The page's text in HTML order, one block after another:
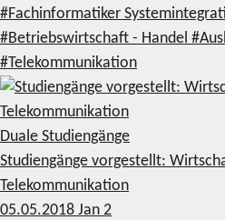
#Fachinformatiker
#Betriebswirtschaft - Handel
#Telekommunikation
Duale Studiengänge
Studiengänge vorgestellt:
Telekommunikation
05.05.2018 Jan 2